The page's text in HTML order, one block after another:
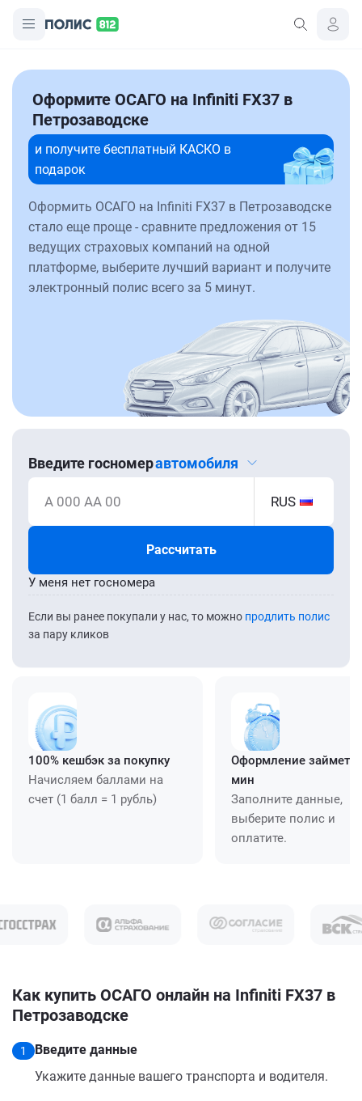
Оформите ОСАГО на Infiniti FX37 в
Петрозаводске
и получите бесплатный КАСКО в
подарок
Оформить ОСАГО на Infiniti FX37 в Петрозаводске
стало еще проще - сравните предложения от 15
ведущих страховых компаний на одной
платформе, выберите лучший вариант и получите
электронный полис всего за 5 минут.
Введите госномеравтомобиля
А 000 АА 00 RUS
Рассчитать
Если вы ранее покупали у нас, то можно продлить полис
за пару кликов
У меня нет госномера
100% кешбэк за покупку
Начисляем баллами на
счет (1 балл = 1 рубль)
Оформление займет
мин
Заполните данные,
выберите полис и
оплатите.
Как купить ОСАГО онлайн на Infiniti FX37 в
Петрозаводске
1
Введите данные
Укажите данные вашего транспорта и водителя.